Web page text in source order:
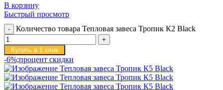
В корзину
Быстрый просмотр
Количество товара Тепловая завеса Тропик К2 Black
Купить в 1 клик
-6%;процент скидки